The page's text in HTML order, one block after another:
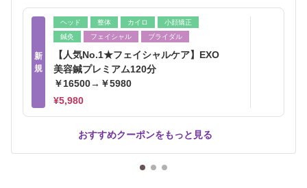
新
規
ヘッド 整体 カイロ
小顔矯正
鍼灸
フェイシャル ブライダル
【人気No.1★フェイシャルケア】EXO
美容鍼プレミアム120分
￥16500→￥5980
¥5,980
おすすめクーポンをもっと見る